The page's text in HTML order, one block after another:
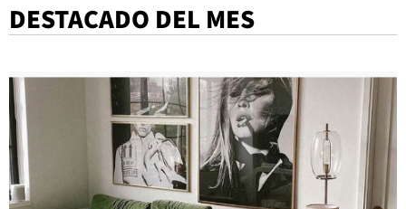
DESTACADO DEL MES